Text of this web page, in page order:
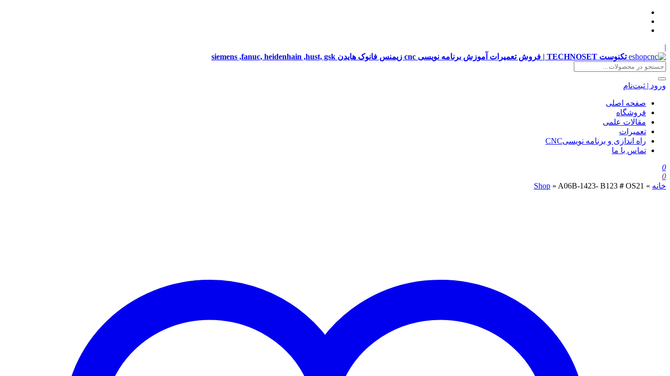
|
تکنوست TECHNOSET | فروش تعمیرات آموزش برنامه نویسی cnc زیمنس فانوک هایدن siemens ,fanuc, heidenhain ,hust, gsk
ورود | ثبت‌نام
صفحه اصلی
فروشگاه
مقالات علمی
تعمیرات
راه اندازی و برنامه نویسیCNC
تماس با ما
0
0
خانه »
Shop » A06B-1423- B123＃OS21